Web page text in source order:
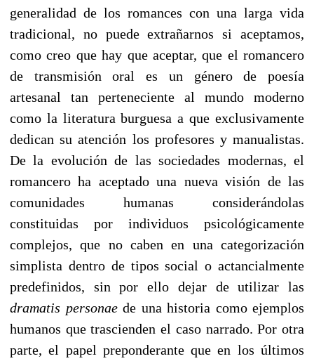
generalidad de los romances con una larga vida
tradicional, no puede extrañarnos si aceptamos,
como creo que hay que aceptar, que el romancero
de transmisión oral es un género de poesía
artesanal tan perteneciente al mundo moderno
como la literatura burguesa a que exclusivamente
dedican su atención los profesores y manualistas.
De la evolución de las sociedades modernas, el
romancero ha aceptado una nueva visión de las
comunidades humanas considerándolas
constituidas por individuos psicológicamente
complejos, que no caben en una categorización
simplista dentro de tipos social o actancialmente
predefinidos, sin por ello dejar de utilizar las
dramatis personaede una historia como ejemplos
humanos que trascienden el caso narrado. Por otra
parte, el papel preponderante que en los últimos